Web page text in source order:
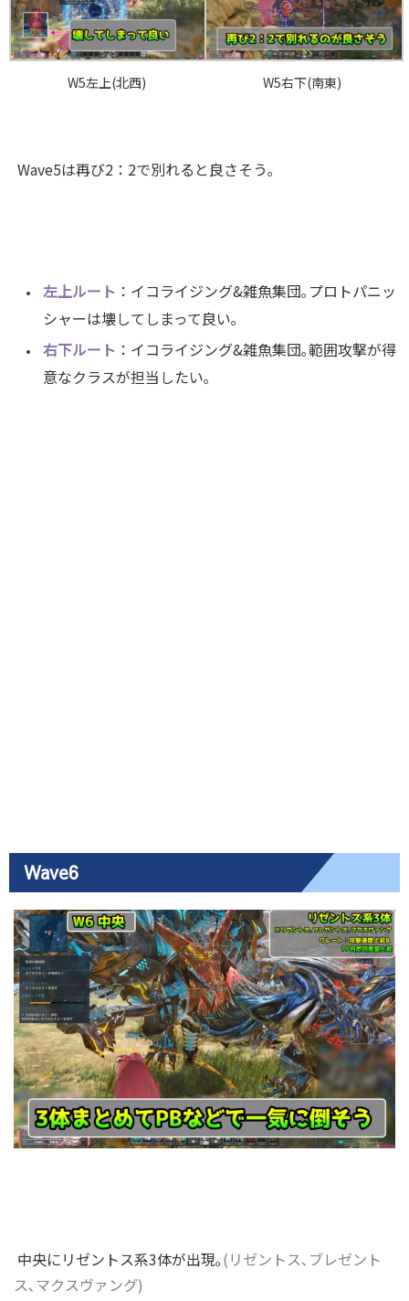
W5左上(北西) W5右下(南東)
Wave5は再び2：2で別れると良さそう｡
左上ルート ：イコライジング&雑魚集団｡プロトパニッ
シャーは壊してしまって良い｡
右下ルート ：イコライジング&雑魚集団｡範囲攻撃が得
意なクラスが担当したい｡
Wave6
中央にリゼントス系3体が出現｡(リゼントス､ブレゼント
ス､マクスヴァング)